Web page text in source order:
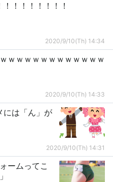
！！！！！！！！
2020/9/10(Th) 14:34
ｗｗｗｗｗｗｗｗｗｗｗｗ
2020/9/10(Th) 14:33
には「ん」が
2020/9/10(Th) 14:31
ームってこ